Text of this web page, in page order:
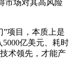
市场对其高风险
”项目，本质上是
亿美元、耗时
术领先，才能产